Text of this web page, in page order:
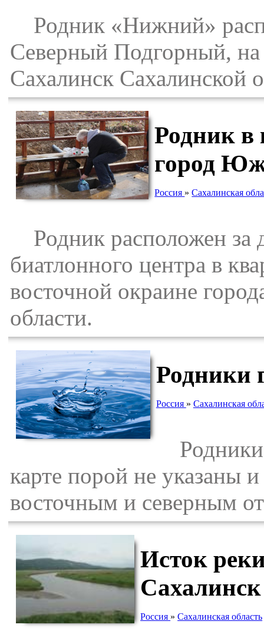
Родник «Нижний»
Северный Подгорный,
Сахалинск Сахалинской
Родник
город
Россия »Сахалинская
Родник расположен за
биатлонного центра в
восточной окраине
области.
Родники
Россия » Сахалинская
Родники
карте порой не указаны
восточным и северным
Исток
Сахалинск
Россия »Сахалинская область